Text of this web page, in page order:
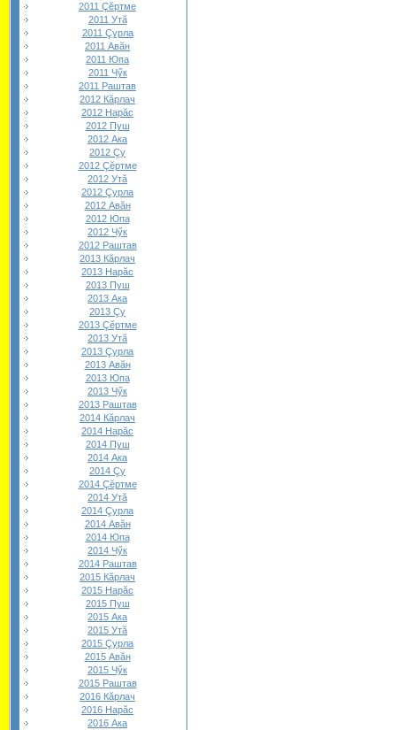
2011 Çĕртме
2011 Утă
2011 Çурла
2011 Авăн
2011 Юпа
2011 Чӳк
2011 Раштав
2012 Кăрлач
2012 Нарăс
2012 Пуш
2012 Ака
2012 Çу
2012 Çĕртме
2012 Утă
2012 Çурла
2012 Авăн
2012 Юпа
2012 Чӳк
2012 Раштав
2013 Кăрлач
2013 Нарăс
2013 Пуш
2013 Ака
2013 Çу
2013 Çĕртме
2013 Утă
2013 Çурла
2013 Авăн
2013 Юпа
2013 Чӳк
2013 Раштав
2014 Кăрлач
2014 Нарăс
2014 Пуш
2014 Ака
2014 Çу
2014 Çĕртме
2014 Утă
2014 Çурла
2014 Авăн
2014 Юпа
2014 Чӳк
2014 Раштав
2015 Кăрлач
2015 Нарăс
2015 Пуш
2015 Ака
2015 Утă
2015 Çурла
2015 Авăн
2015 Чӳк
2015 Раштав
2016 Кăрлач
2016 Нарăс
2016 Ака